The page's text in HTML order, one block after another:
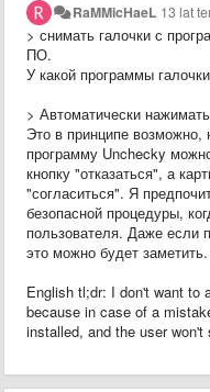
RaMMicHaeL 13 lat
> снимать галочки с
ПО.
У какой программы
> Автоматически
Это в принципе возможно,
программу Unchecky
кнопку "отказаться", а
"согласиться". Я
безопасной процедуры,
пользователя. Даже если
это можно будет заметить.
English tl;dr: I don't want to
because in case of a
installed, and the user